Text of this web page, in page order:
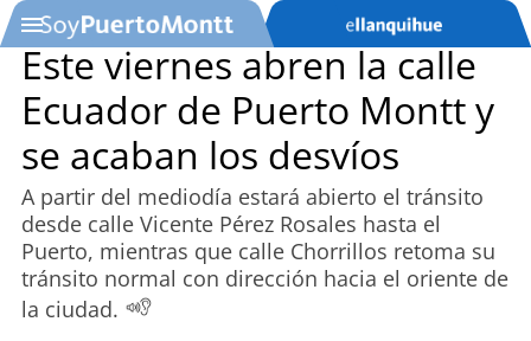
Podcast
Actualidad
Entretención
Este viernes abren la calle
Ecuador de Puerto Montt y
se acaban los desvíos
A partir del mediodía estará abierto el tránsito
desde calle Vicente Pérez Rosales hasta el
Puerto, mientras que calle Chorrillos retoma su
tránsito normal con dirección hacia el oriente de
la ciudad.